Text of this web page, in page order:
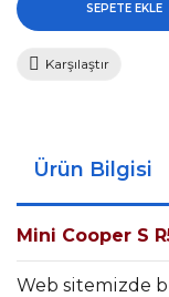
SEPETE EKLE
Karşılaştır
Ürün Bilgisi
Mini Cooper S
Web sitemizde